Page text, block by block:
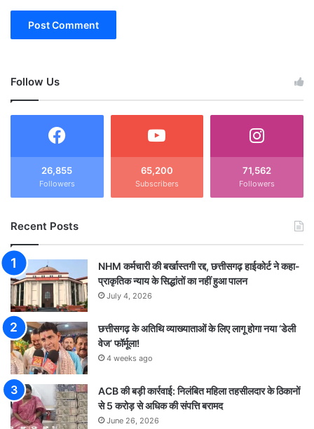
Follow Us
26,855
Followers
65,200
Subscribers
71,562
Followers
Recent Posts
NHM कर्मचारी की बर्खास्तगी रद्द, छत्तीसगढ़ हाईकोर्ट ने कहा-
प्राकृतिक न्याय के सिद्धांतों का नहीं हुआ पालन
July 4, 2026
छत्तीसगढ़ के अतिथि व्याख्याताओं के लिए लागू होगा नया ‘डेली
वेज’ फॉर्मूला!
4 weeks ago
ACB की बड़ी कार्रवाई: निलंबित महिला तहसीलदार के ठिकानों
से 5 करोड़ से अधिक की संपत्ति बरामद
June 26, 2026